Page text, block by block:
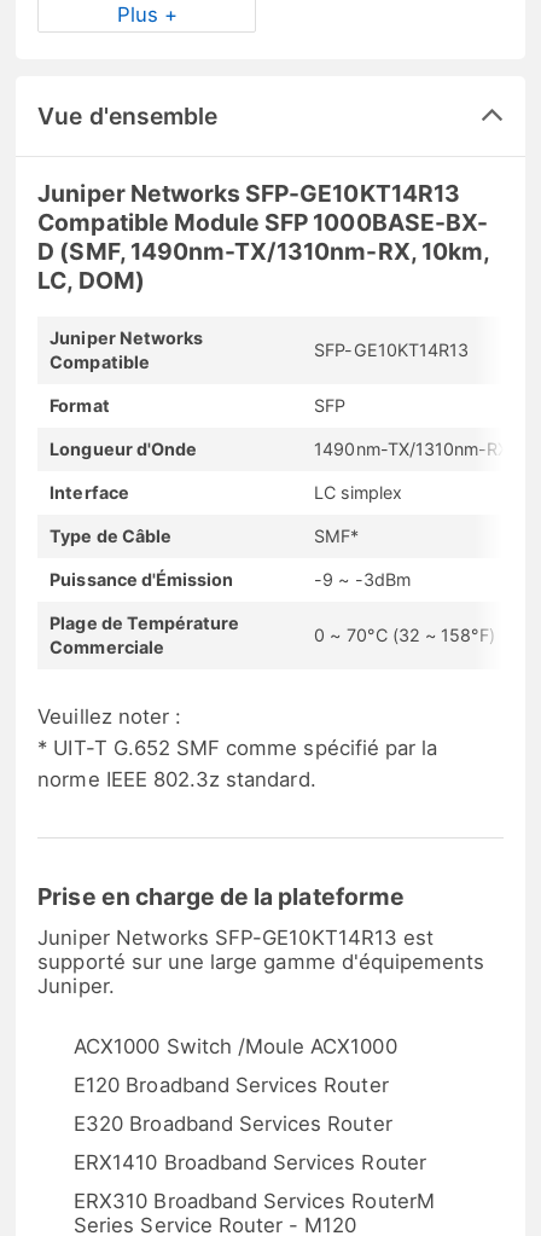
Plus +
Vue d'ensemble
Juniper Networks SFP-GE10KT14R13
Compatible Module SFP 1000BASE-BX-
D (SMF, 1490nm-TX/1310nm-RX, 10km,
LC, DOM)
Juniper Networks
Compatible
SFP-GE10KT14R13
Format SFP
Longueur d'Onde 1490nm-TX/1310nm-RX
Interface LC simplex
Type de Câble SMF*
Puissance d'Émission -9 ~ -3dBm
Plage de Température
Commerciale
0 ~ 70°C (32 ~ 158°F)
Veuillez noter :
* UIT-T G.652 SMF comme spécifié par la
norme IEEE 802.3z standard.
Prise en charge de la plateforme
Juniper Networks SFP-GE10KT14R13 est
supporté sur une large gamme d'équipements
Juniper.
ACX1000 Switch /Moule ACX1000
E120 Broadband Services Router
E320 Broadband Services Router
ERX1410 Broadband Services Router
ERX310 Broadband Services RouterM
Series Service Router - M120